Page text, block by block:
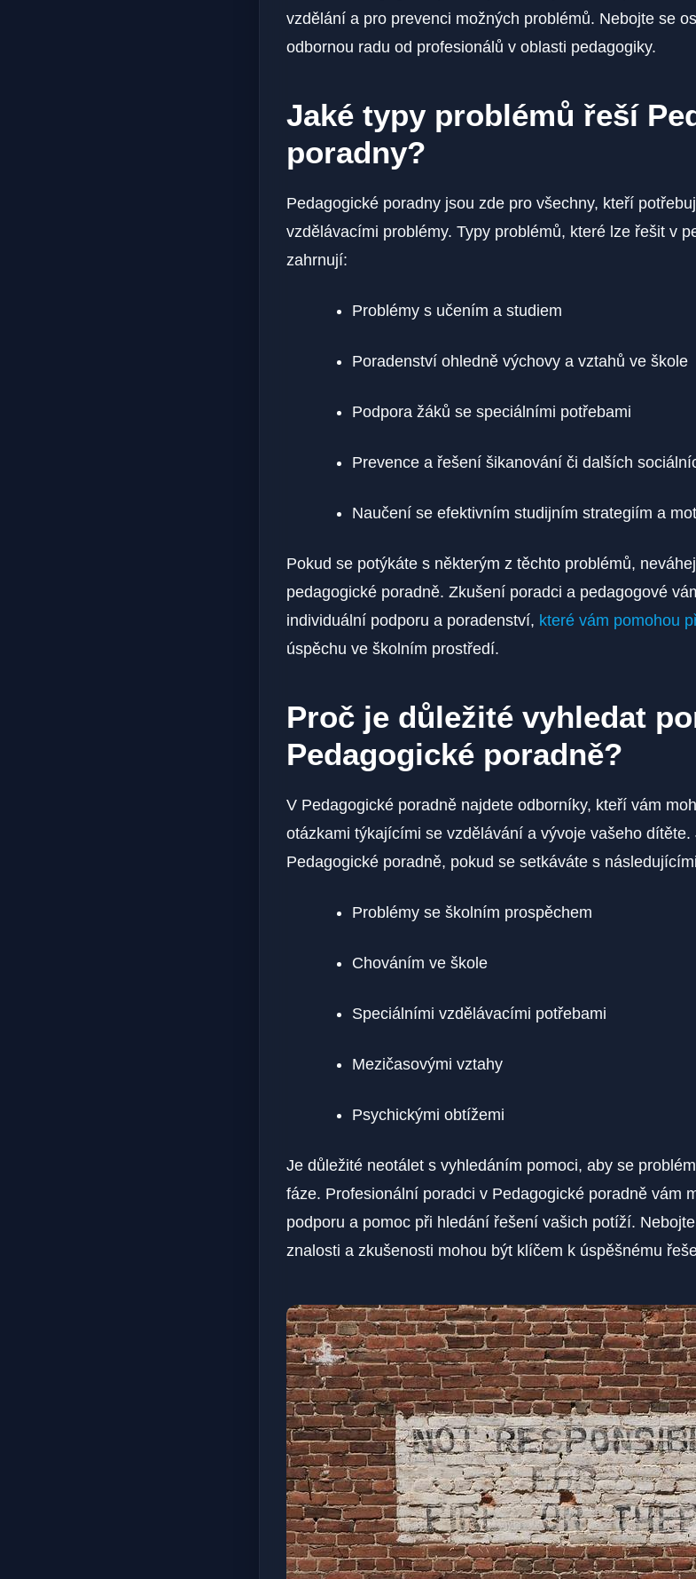
vzdělání a pro prevenci možných problémů. Nebojte se
odbornou radu od profesionálů v oblasti pedagogiky.
Jaké typy problémů řeší
poradny?
Pedagogické poradny jsou zde pro všechny, kteří
vzdělávacími problémy. Typy problémů, které lze řešit v
zahrnují:
Problémy s učením a studiem
Poradenství ohledně výchovy a vztahů ve škole
Podpora žáků se speciálními potřebami
Prevence a řešení šikanování či dalších
Naučení se efektivním studijním strategiím a
Pokud se potýkáte s některým z těchto problémů,
pedagogické poradně. Zkušení poradci a pedagogové
individuální podporu a poradenství, které vám pomohou
úspěchu ve školním prostředí.
Proč je důležité vyhledat
Pedagogické poradně?
V Pedagogické poradně najdete odborníky, kteří vám
otázkami týkajícími se vzdělávání a vývoje vašeho
Pedagogické poradně, pokud se setkáváte s
Problémy se školním prospěchem
Chováním ve škole
Speciálními vzdělávacími potřebami
Mezičasovými vztahy
Psychickými obtížemi
Je důležité neotálet s vyhledáním pomoci, aby se
fáze. Profesionální poradci v Pedagogické poradně vám
podporu a pomoc při hledání řešení vašich potíží.
znalosti a zkušenosti mohou být klíčem k úspěšnému